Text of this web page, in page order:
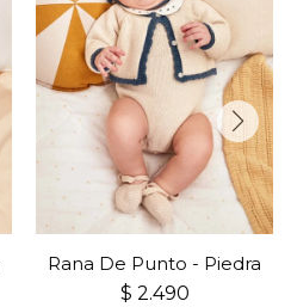
Rana De Punto - Piedra
$ 2.490